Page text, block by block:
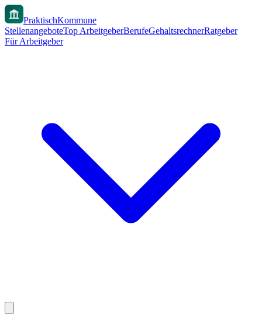
PraktischKommune
StellenangeboteTop ArbeitgeberBerufeGehaltsrechnerRatgeber
Für Arbeitgeber